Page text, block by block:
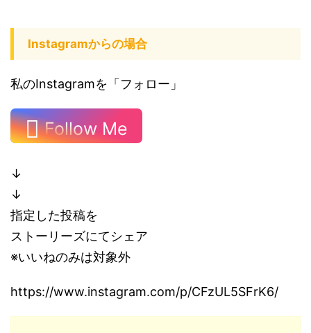
Instagramからの場合
私のInstagramを「フォロー」
Follow Me
↓
↓
指定した投稿を
ストーリーズにてシェア
※いいねのみは対象外
https://www.instagram.com/p/CFzUL5SFrK6/